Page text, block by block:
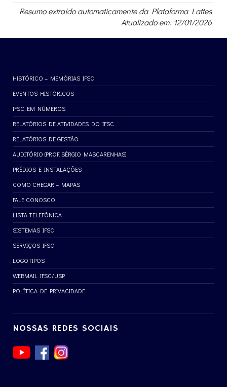
Resumo extraído automaticamente da Plataforma Lattes
Atualizado em: 12/01/2026
HISTÓRICO – MEMÓRIAS IFSC
EVENTOS HISTÓRICOS
IFSC EM NÚMEROS
RELATÓRIOS DE ATIVIDADES DO IFSC
RELATÓRIOS DE GESTÃO
AUDITÓRIO (PROF. SÉRGIO MASCARENHAS)
PRÉDIOS E INSTALAÇÕES
COMO CHEGAR – MAPAS
FALE CONOSCO
LISTA TELEFÔNICA
SISTEMAS IFSC
SERVIÇOS IFSC
LOGOTIPOS
WEBMAIL IFSC/USP
POLÍTICA DE PRIVACIDADE
NOSSAS REDES SOCIAIS